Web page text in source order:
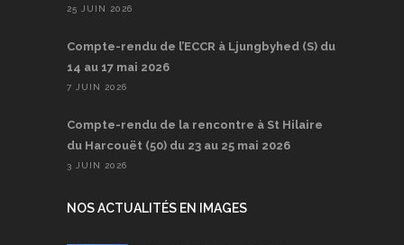
25 JUIN 2026
Compte-rendu de l’ECCR à Ljungbyhed (S) du
14 au 17 mai 2026
7 JUIN 2026
Compte-rendu de la rencontre à St Hilaire
du Harcouët (50) du 23 au 25 mai 2026
3 JUIN 2026
NOS ACTUALITÉS EN IMAGES